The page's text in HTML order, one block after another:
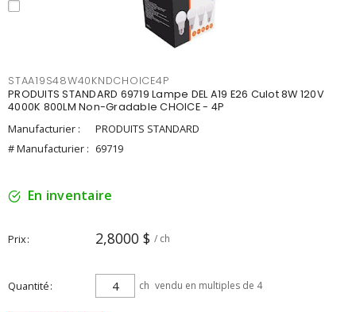
STAA19S48W40KNDCHOICE4P
PRODUITS STANDARD 69719 Lampe DEL A19 E26 Culot 8W 120V
4000K 800LM Non-Gradable CHOICE - 4P
Manufacturier :
PRODUITS STANDARD
# Manufacturier : 69719
En inventaire
Prix 2,8000 $ / ch
Quantité ch vendu en multiples de 4